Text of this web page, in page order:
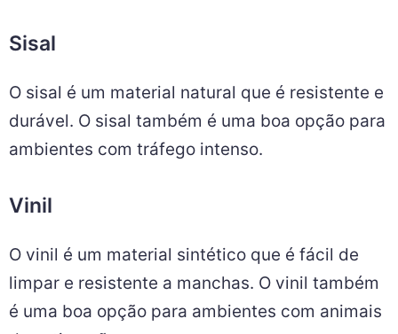
Sisal
O sisal é um material natural que é resistente e
durável. O sisal também é uma boa opção para
ambientes com tráfego intenso.
Vinil
O vinil é um material sintético que é fácil de
limpar e resistente a manchas. O vinil também
é uma boa opção para ambientes com animais